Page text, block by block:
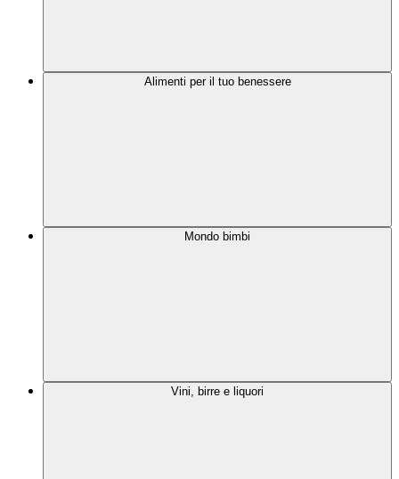
Alimenti per il tuo benessere
Mondo bimbi
Vini, birre e liquori